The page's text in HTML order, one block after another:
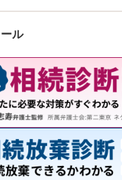
士でありたいと考えていま
ル